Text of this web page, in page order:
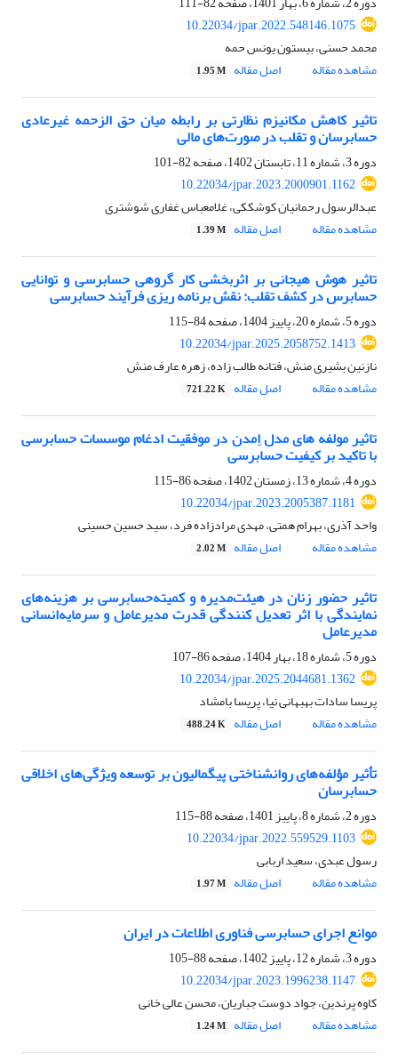
10.22034/jpar.2022.548146.1075
محمد حسنی، بیستون یونس حمه
مشاهده مقاله
اصل مقاله 1.95 M
تاثیر کاهش مکانیزم نظارتی بر رابطه میان حق الزحمه غیرعادی
حسابرسان و تقلب در صورت‌های مالی
دوره 3، شماره 11، تابستان 1402، صفحه
82-101
10.22034/jpar.2023.2000901.1162
عبدالرسول رحمانیان کوشککی، غلامعباس غفاری شوشتری
مشاهده مقاله
اصل مقاله 1.39 M
تاثیر هوش هیجانی بر اثربخشی کار گروهی حسابرسی و توانایی
‏حسابرس در کشف تقلب: نقش برنامه ریزی فرآیند حسابرسی ‏
دوره 5، شماره 20، پاییز 1404، صفحه
84-115
10.22034/jpar.2025.2058752.1413
نازنین بشیری منش، فتانه طالب زاده، زهره عارف منش
مشاهده مقاله
اصل مقاله 721.22 K
تاثیر مولفه های مدل اِمدن در موفقیت ادغام موسسات حسابرسی
با تاکید بر کیفیت حسابرسی
دوره 4، شماره 13، زمستان 1402، صفحه
86-115
10.22034/jpar.2023.2005387.1181
واحد آذری، بهرام همتی، مهدی مرادزاده فرد، سید حسین حسینی
مشاهده مقاله
اصل مقاله 2.02 M
تاثیر حضور زنان در هیئت‌مدیره و کمیته‌حسابرسی بر هزینه‌های
نمایندگی با اثر تعدیل کنندگی قدرت مدیرعامل و سرمایه‌انسانی
مدیرعامل
دوره 5، شماره 18، بهار 1404، صفحه
86-107
10.22034/jpar.2025.2044681.1362
پریسا سادات بهبهانی نیا، پریسا بامشاد
مشاهده مقاله
اصل مقاله 488.24 K
تأثیر مؤلفه‌های روانشناختی پیگمالیون بر توسعه ویژگی‌های اخلاقی
حسابرسان
دوره 2، شماره 8، پاییز 1401، صفحه
88-115
10.22034/jpar.2022.559529.1103
رسول عبدی، سعید اربابی
مشاهده مقاله
اصل مقاله 1.97 M
موانع اجرای حسابرسی فناوری اطلاعات در ایران
دوره 3، شماره 12، پاییز 1402، صفحه
88-105
10.22034/jpar.2023.1996238.1147
کاوه پرندین، جواد دوست جباریان، محسن عالی خانی
مشاهده مقاله
اصل مقاله 1.24 M